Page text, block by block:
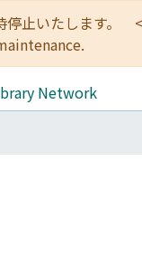
停止いたします
Network